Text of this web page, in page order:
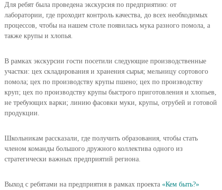
Для ребят была проведена экскурсия по предприятию: от
лаборатории, где проходит контроль качества, до всех необходимых
процессов, чтобы на нашем столе появилась мука разного помола, а
также крупы и хлопья.
В рамках экскурсии гости посетили следующие производственные
участки: цех складирования и хранения сырья; мельницу сортового
помола; цех по производству крупы пшено; цех по производству
круп; цех по производству крупы быстрого приготовления и хлопьев,
не требующих варки; линию фасовки муки, крупы, отрубей и готовой
продукции.
Школьникам рассказали, где получить образования, чтобы стать
членом команды большого дружного коллектива одного из
стратегически важных предприятий региона.
Выход с ребятами на предприятия в рамках проекта «Кем быть?»